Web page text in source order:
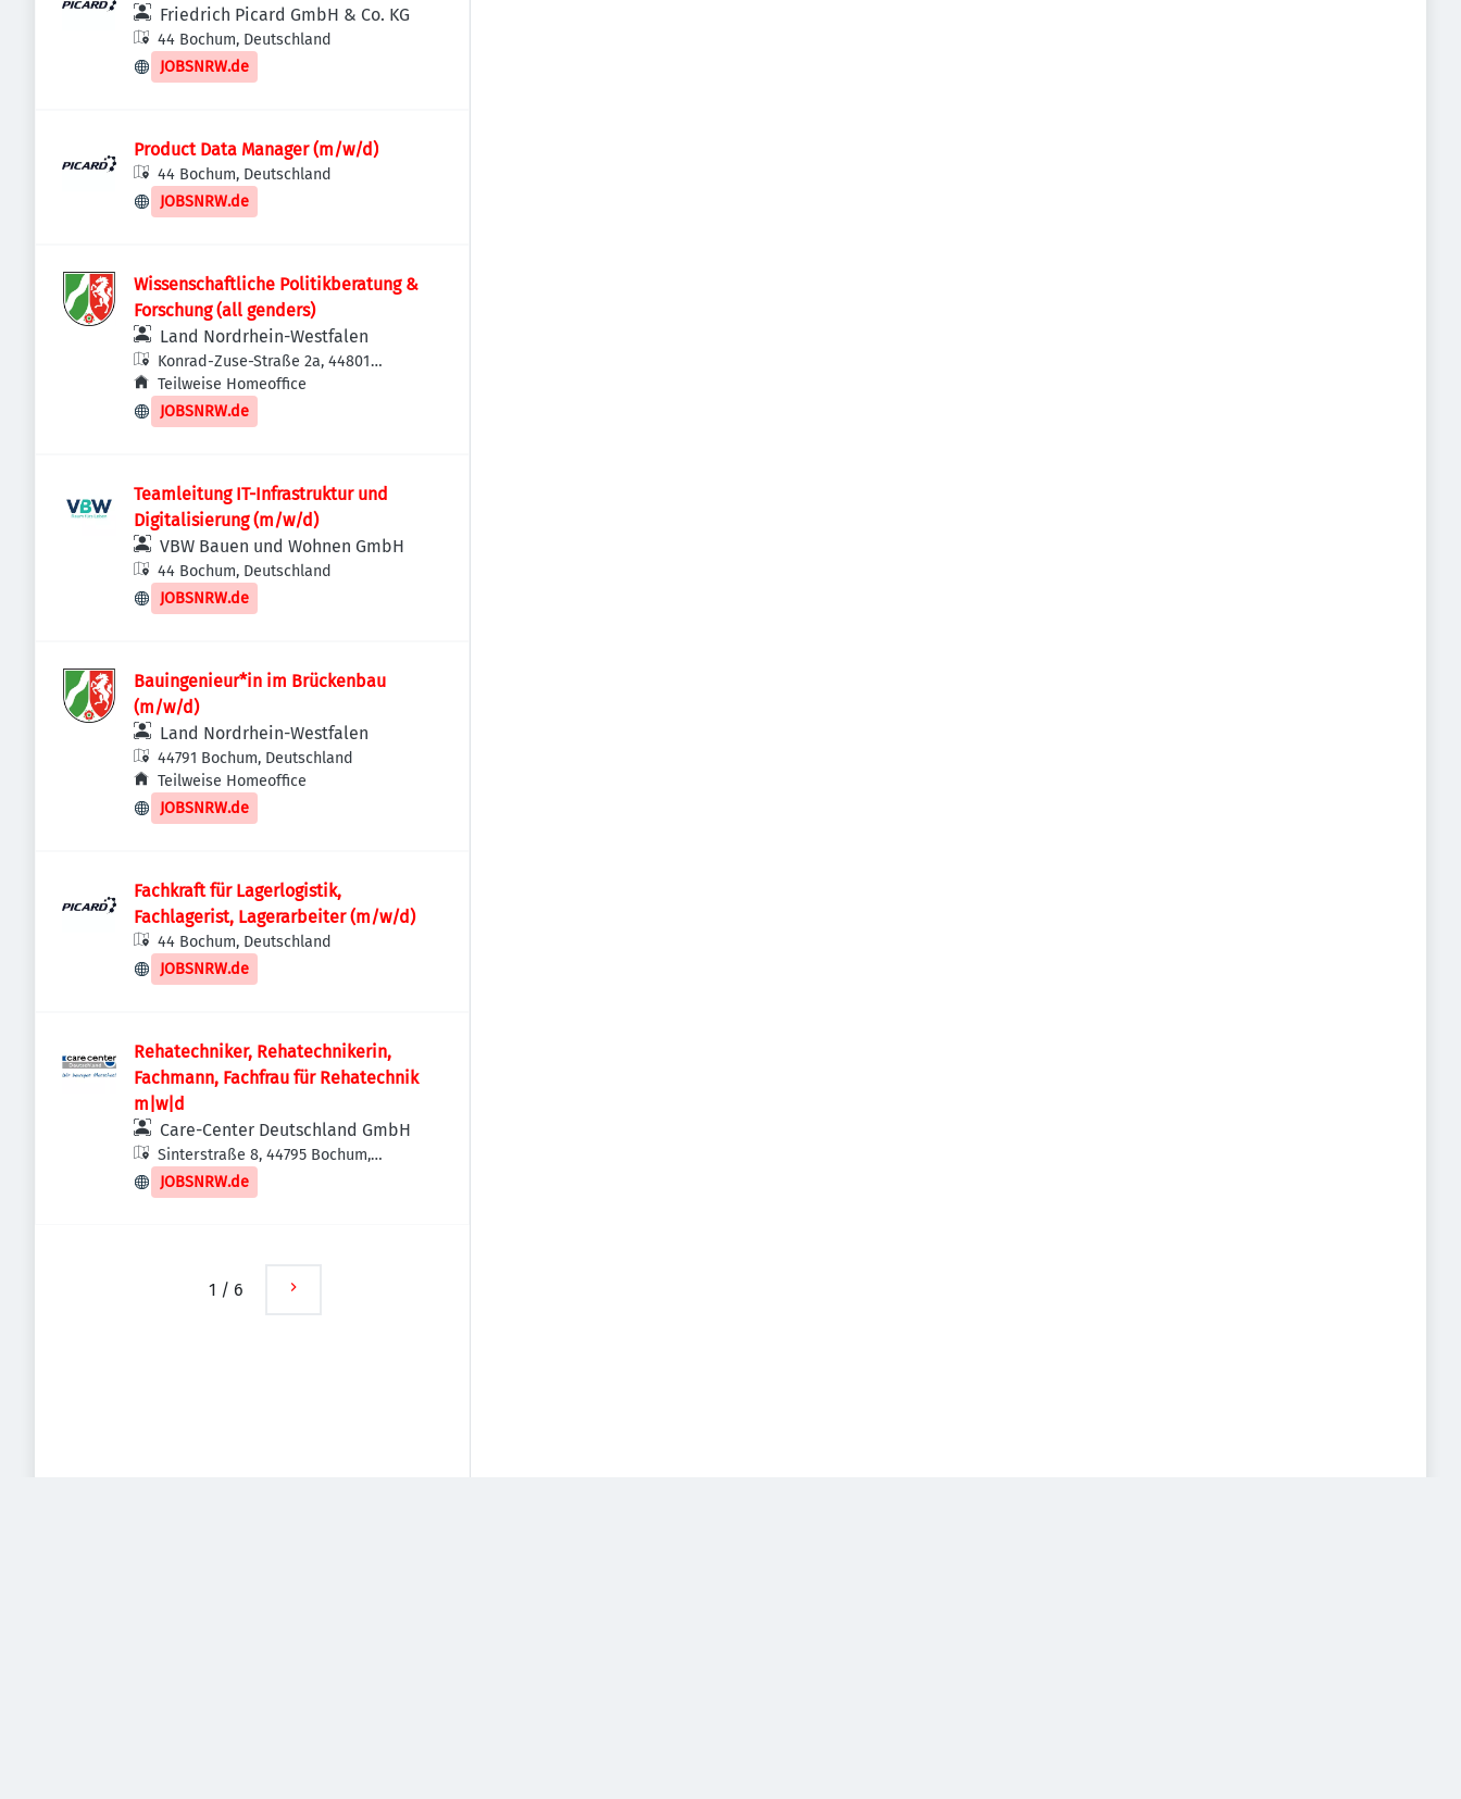
Friedrich Picard GmbH & Co. KG
44 Bochum, Deutschland
JOBSNRW.de
Product Data Manager (m/w/d)
44 Bochum, Deutschland
JOBSNRW.de
Wissenschaftliche Politikberatung &
Forschung (all genders)
Land Nordrhein-Westfalen
Konrad-Zuse-Straße 2a, 44801
Bochum, Deutschland
Teilweise Homeoffice
JOBSNRW.de
Teamleitung IT-Infrastruktur und
Digitalisierung (m/w/d)
VBW Bauen und Wohnen GmbH
44 Bochum, Deutschland
JOBSNRW.de
Bauingenieur*in im Brückenbau
(m/w/d)
Land Nordrhein-Westfalen
44791 Bochum, Deutschland
Teilweise Homeoffice
JOBSNRW.de
Fachkraft für Lagerlogistik,
Fachlagerist, Lagerarbeiter (m/w/d)
44 Bochum, Deutschland
JOBSNRW.de
Rehatechniker, Rehatechnikerin,
Fachmann, Fachfrau für Rehatechnik
m|w|d
Care-Center Deutschland GmbH
Sinterstraße 8, 44795 Bochum,
Deutschland
JOBSNRW.de
1 / 6